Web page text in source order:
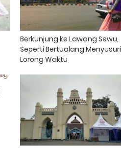
Berkunjung ke Lawang Sewu,
Seperti Bertualang Menyusuri
Lorong Waktu